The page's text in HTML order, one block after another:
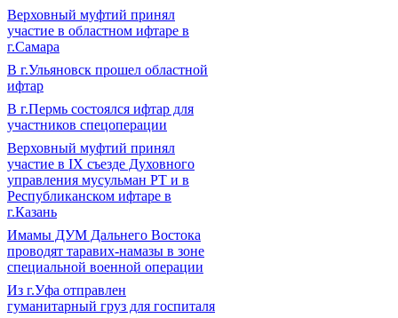
Верховный муфтий принял
участие в областном ифтаре в
г.Самара
В г.Ульяновск прошел областной
ифтар
В г.Пермь состоялся ифтар для
участников спецоперации
Верховный муфтий принял
участие в IХ съезде Духовного
управления мусульман РТ и в
Республиканском ифтаре в
г.Казань
Имамы ДУМ Дальнего Востока
проводят таравих-намазы в зоне
специальной военной операции
Из г.Уфа отправлен
гуманитарный груз для госпиталя